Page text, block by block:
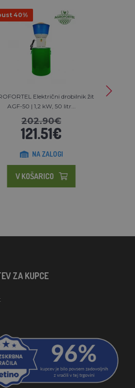
40%
Električni drobilnik žit
AGF-50 | 1,2 kW, 50 litr...
202.90€
121.51€
NA ZALOGI
V KOŠARICO
ZA KUPCE